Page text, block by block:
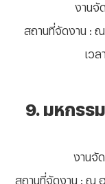
งานจั
สถานที่จัดงาน : ณ
เวล
9. มหกรร
งานจั
สถานที่จัดงาน : ณ ฮ